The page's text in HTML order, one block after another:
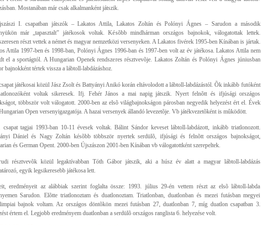
Mostanában már csak alkalmanként játszik.
I. csapatban játszók – Lakatos Attila, Lakatos Zoltán és Polónyi Ágnes – Sarudon a második
már „tapasztalt” játékosok voltak. Késõbb mindhárman országos bajnokok, válogatottak lettek.
részt vettek a német és magyar nemzetközi versenyeken. A Lakatos fivérek 1995-ben Kínában is jártak.
Attila 1997-ben és 1998-ban, Polónyi Ágnes 1996-ban és 1997-ben volt az év játékosa. Lakatos Attila nem
el a sportágtól. A Hungarian Openek rendszeres résztvevõje. Lakatos Zoltán és Polónyi Ágnes júniusban
bajnokként tértek vissza a lábtoll-labdázáshoz.
játékosai közül Jász Zsolt és Battyányi Anikó korán eltávolodott a lábtoll-labdázástól. Õk inkább futóként
voltak sikeresek. Ifj. Fehér János a mai napig játszik. Nyert felnõtt és ifjúsági országos
többször volt válogatott. 2000-ben az elsõ világbajnokságon párosban negyedik helyezést ért el. Évek
Open versenyigazgatója. A hazai versenyek állandó levezetõje. Vb játékvezetõként is mûködött.
tagjai 1993-ban 10-11 évesek voltak. Bálint Sándor keveset lábtoll-labdázott, inkább triatlonozott.
Dániel és Nagy Zoltán késõbb többször nyertek serdülõ, ifjúsági és felnõtt országos bajnokságot,
és German Opent. 2000-ben Újszászon 2001-ben Kínában vb válogatottként szerepeltek.
résztvevõk közül legaktívabban Tóth Gábor játszik, aki a húsz év alatt a magyar lábtoll-labdázás
egyik legsikeresebb játékosa lett.
eredményeit az alábbiak szerint foglalta össze: 1993. július 29-én vettem részt az elsõ lábtoll-labda
Sarudon. Elõtte triatlonoztam és duatlonoztam. Triatlonban, duatlonban és mezei futásban megyei
bajnok voltam. Az országos döntõkön mezei futásban 27, duatlonban 7, míg duatlon csapatban 3.
értem el. Legjobb eredményem duatlonban a serdülõ országos ranglista 6. helyezése volt.